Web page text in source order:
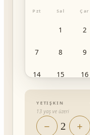
Pzt Sal Çar
1 2
7 8 9
14 15 16
28 30
YETIŞKIN
13 yaş ve üzeri
− 2 +